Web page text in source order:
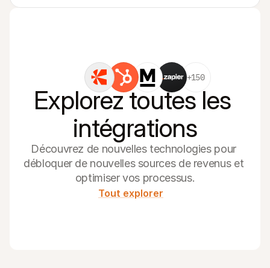
+150
Explorez toutes les
intégrations
Découvrez de nouvelles technologies pour
débloquer de nouvelles sources de revenus et
optimiser vos processus.
Tout explorer